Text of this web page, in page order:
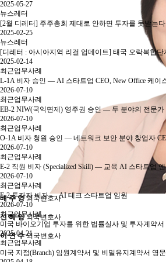
배 주 영 외국변호사
신 혜 영 외국변호사
이 연 수 외국변호사
2025-05-27
뉴스레터
[2월 디레터] 주주총회 제대로 안하면 투자를 못받는
2025-02-25
뉴스레터
[디레터 : 아시아지역 리걸 업데이트] 태국 오락복합
2025-02-14
최근업무사례
L-1A 비자 승인 — AI 스타트업 CEO, New Office 케이
2026-07-10
최근업무사례
EB-2 NIW(국익면제) 영주권 승인 — 두 분야의 전문가
2026-07-10
최근업무사례
O-1A 비자 청원 승인 — 네트워크 보안 분야 창업자
2026-07-10
최근업무사례
E-2 직원 비자 (Specialized Skill) — 교육 AI 스타트업
2026-07-10
최근업무사례
E-2 투자자 비자 — AI 테크 스타트업 임원
2026-07-10
최근업무사례
미국 바이오기업 투자를 위한 법률실사 및 투자계약서
2025-04-21
최근업무사례
미국 지점(Branch) 임원계약서 및 비밀유지계약서 영